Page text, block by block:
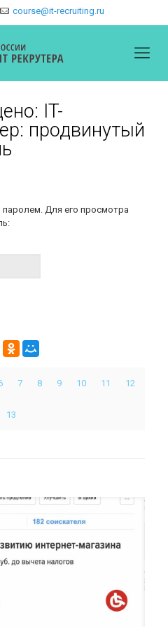
course@it-recruiting.ru
IT-
продвинутый
Для его просмотра
7 8 9 10 11 12
13